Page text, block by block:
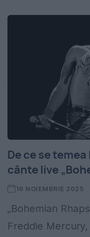
De ce se
cânte live
16 NOIEMBRIE 2025
„Bohemian
Freddie